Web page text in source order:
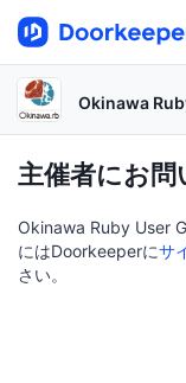
Okinawa
主催者にお問
Okinawa Ruby User
にはDoorkeeperにサ
さい。